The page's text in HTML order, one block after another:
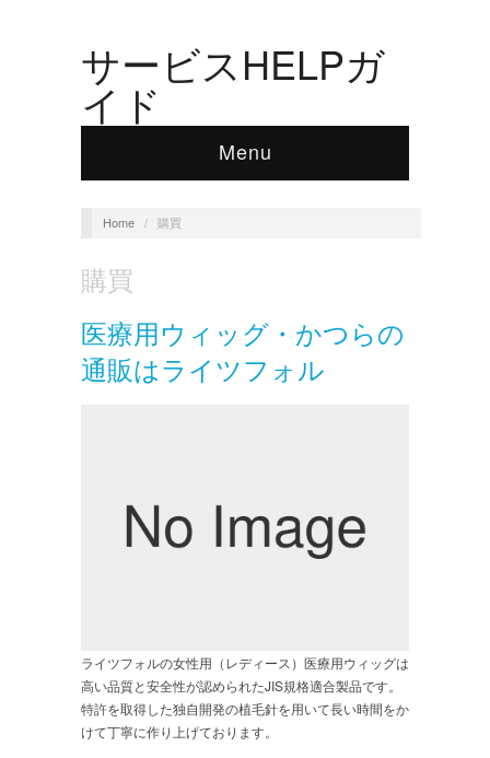
サービスHELPガ
イド
Menu
Home / 購買
購買
医療用ウィッグ・かつらの
通販はライツフォル
ライツフォルの女性用（レディース）医療用ウィッグは
高い品質と安全性が認められたJIS規格適合製品です。
特許を取得した独自開発の植毛針を用いて長い時間をか
けて丁寧に作り上げております。